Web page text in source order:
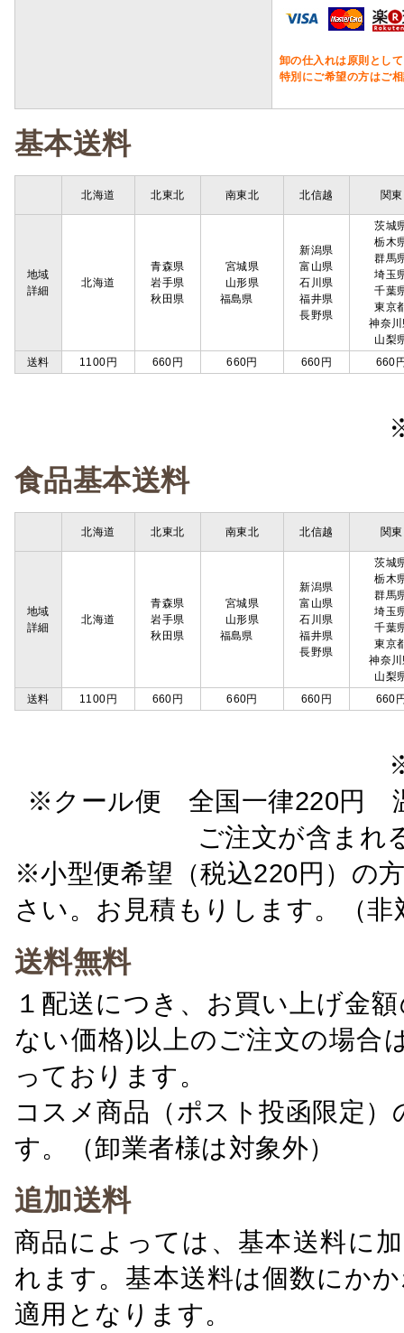
卸の仕入れは原則とし
特別にご希望の方はご
基本送料
北海道 北東北 南東北 北信越 関東
地域
詳細
北海道
青森県
岩手県
秋田県
宮城県
山形県
福島県
新潟県
富山県
石川県
福井県
長野県
茨城
栃木
群馬
埼玉
千葉
東京
神奈
山梨
送料
1100円 660円 660円 660円 660
食品基本送料
北海道 北東北 南東北 北信越 関東
地域
詳細
北海道
青森県
岩手県
秋田県
宮城県
山形県
福島県
新潟県
富山県
石川県
福井県
長野県
茨城
栃木
群馬
埼玉
千葉
東京
神奈
山梨
送料
1100円 660円 660円 660円 660
※クール便 全国一律220円
ご注文が含ま
※小型便希望（税込220円）の
さい。お見積もりします。（非
送料無料
１配送につき、お買い上げ金
ない価格)以上のご注文の場合
っております。
コスメ商品（ポスト投函限定
す。（卸業者様は対象外）
追加送料
商品によっては、基本送料に
れます。基本送料は個数にか
適用となります。